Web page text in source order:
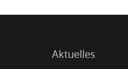
Aktuelles